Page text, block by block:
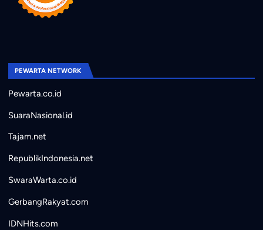
PEWARTA NETWORK
Pewarta.co.id
SuaraNasional.id
Tajam.net
RepublikIndonesia.net
SwaraWarta.co.id
GerbangRakyat.com
IDNHits.com